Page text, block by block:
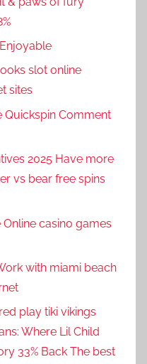
slot online
sites
Quickspin Comment
2025 Have more
vs bear free spins
Online casino games
with miami beach
play tiki vikings
Where Lil Child
33% Back The best